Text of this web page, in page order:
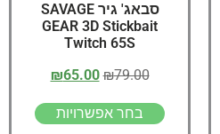
סבאג' גיר SAVAGE
GEAR 3D Stickbait
Twitch 65S
₪79.00
₪65.00
בחר אפשרויות